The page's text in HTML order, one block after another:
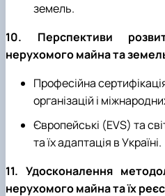
земель.
10. Перспективи
нерухомого майна та
Професійна
організацій і
Європейські (EVS) та
та їх адаптація в Україні.
11. Удосконалення
нерухомого майна та їх